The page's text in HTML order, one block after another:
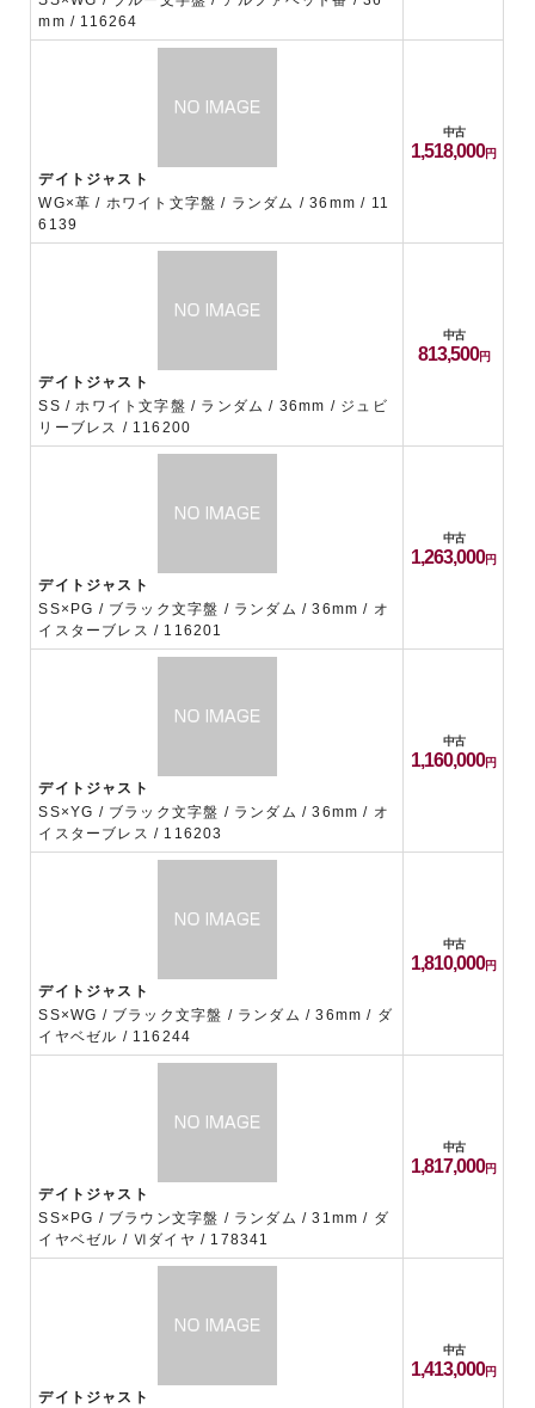
mm / 116264
デイトジャスト
WG×革 / ホワイト文字盤 / ランダム / 36mm / 11
6139
中古
1,518,000
デイトジャスト
SS / ホワイト文字盤 / ランダム / 36mm / ジュビ
リーブレス / 116200
中古
813,500
デイトジャスト
SS×PG / ブラック文字盤 / ランダム / 36mm / オ
イスターブレス / 116201
中古
1,263,000
デイトジャスト
SS×YG / ブラック文字盤 / ランダム / 36mm / オ
イスターブレス / 116203
中古
1,160,000
デイトジャスト
SS×WG / ブラック文字盤 / ランダム / 36mm / ダ
イヤベゼル / 116244
中古
1,810,000
デイトジャスト
SS×PG / ブラウン文字盤 / ランダム / 31mm / ダ
イヤベゼル / Ⅵダイヤ / 178341
中古
1,817,000
デイトジャスト
中古
1,413,000